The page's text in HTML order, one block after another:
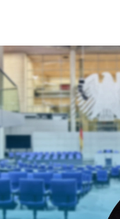
STELLENPORTAL
MEDIATHEK